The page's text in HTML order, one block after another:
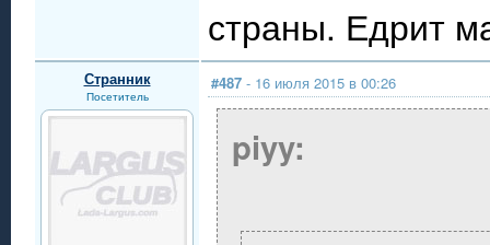
страны. Едрит
Странник
Посетитель
#487 - 16 июля 2015 в 00:26
piyy: